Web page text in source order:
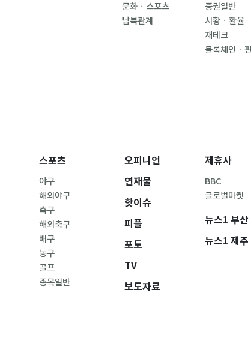
문화ㆍ스포츠
남북관계
증권일반
시황ㆍ환율
재테크
블록체인ㆍ
스포츠
야구
해외야구
축구
해외축구
배구
농구
골프
종목일반
오피니언
연재물
핫이슈
피플
포토
TV
보도자료
제휴사
BBC
글로벌마켓
뉴스1 부
뉴스1 제주